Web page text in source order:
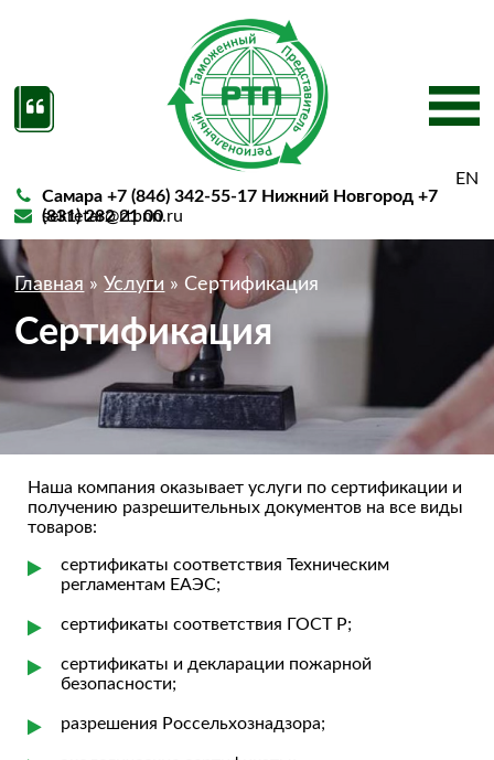
sekretar@rtpnn.ru
Самара +7 (846) 342-55-17 Нижний Новгород +7
(831) 282 21 00
EN
Главная »Услуги » Сертификация
Сертификация
Наша компания оказывает услуги по сертификации и
получению разрешительных документов на все виды
товаров:
сертификаты соответствия Техническим
регламентам ЕАЭС;
сертификаты соответствия ГОСТ Р;
сертификаты и декларации пожарной
безопасности;
разрешения Россельхознадзора;